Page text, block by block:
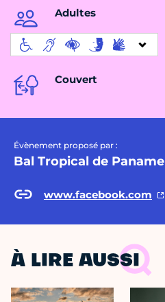
Adultes
Couvert
Évènement proposé par :
Bal Tropical de Paname
www.facebook.com
À LIRE AUSSI